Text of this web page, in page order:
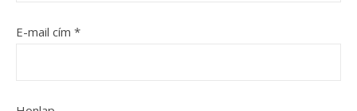
E-mail cím *